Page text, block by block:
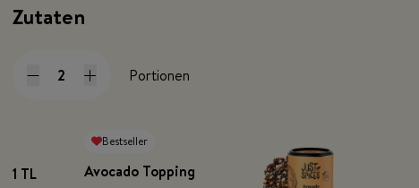
Zutaten
Portionen
1 TL
Bestseller
Avocado Topping